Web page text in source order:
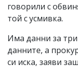
говорили с
той с усмивка.
Има данни за
данните, а
си иска, заяви